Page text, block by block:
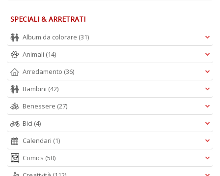
SPECIALI & ARRETRATI
Album da colorare (31)
Animali (14)
Arredamento (36)
Bambini (42)
Benessere (27)
Bici (4)
Calendari (1)
Comics (50)